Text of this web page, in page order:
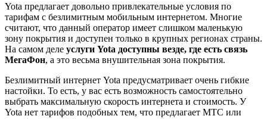
Yota предлагает довольно привлекательные условия по
тарифам с безлимитным мобильным интернетом. Многие
считают, что данный оператор имеет слишком маленькую
зону покрытия и доступен только в крупных регионах страны.
На самом деле услуги Yota доступны везде, где есть связь
МегаФон, а это весьма внушительная зона покрытия.
Безлимитный интернет Yota предусматривает очень гибкие
настойки. То есть, у вас есть возможность самостоятельно
выбрать максимальную скорость интернета и стоимость. У
Yota нет тарифов подобных тем, что предлагает МТС или